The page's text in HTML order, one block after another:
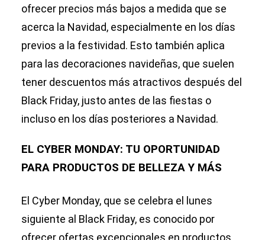
ofrecer precios más bajos a medida que se
acerca la Navidad, especialmente en los días
previos a la festividad. Esto también aplica
para las decoraciones navideñas, que suelen
tener descuentos más atractivos después del
Black Friday, justo antes de las fiestas o
incluso en los días posteriores a Navidad.
EL CYBER MONDAY: TU OPORTUNIDAD
PARA PRODUCTOS DE BELLEZA Y MÁS
El Cyber Monday, que se celebra el lunes
siguiente al Black Friday, es conocido por
ofrecer ofertas excepcionales en productos